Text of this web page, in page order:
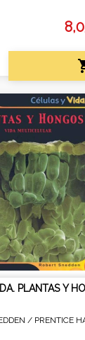
PLANTAS Y
/ PRENTICE